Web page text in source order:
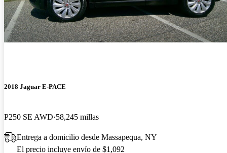
2018 Jaguar E-PACE
P250 SE AWD 58,245 millas
Entrega a domicilio desde Massapequa, NY
El precio incluye envío de $1,092